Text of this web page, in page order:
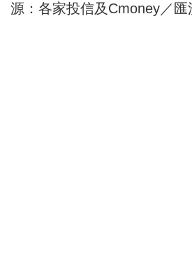
源：各家投信及Cmoney／匯